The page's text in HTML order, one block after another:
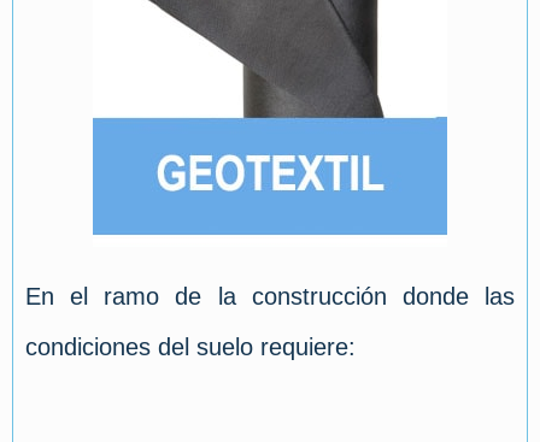
En el ramo de la construcción donde las
condiciones del suelo requiere: